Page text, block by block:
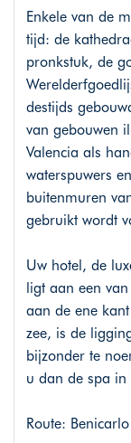
Enkele van de
tijd: de
pronkstuk, de
destijds
van gebouwen
Valencia als
waterspuwers
buitenmuren
gebruikt wordt
Uw hotel, de
ligt aan een
aan de ene
zee, is de
bijzonder te
u dan de spa in
Route: